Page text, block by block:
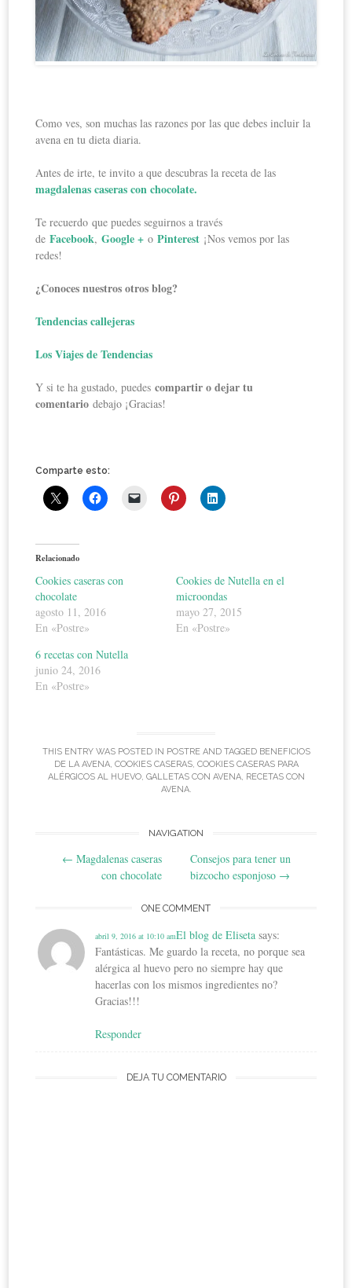
Como ves, son muchas las razones por las que debes incluir la
avena en tu dieta diaria.
Antes de irte, te invito a que descubras la receta de las
magdalenas caseras con chocolate.
Te recuerdo que puedes seguirnos a través
deFacebook,Google + oPinterest ¡Nos vemos por las
redes!
¿Conoces nuestros otros blog?
Tendencias callejeras
Los Viajes de Tendencias
Y si te ha gustado, puedescompartir o dejar tu
comentario debajo ¡Gracias!
Comparte esto:
Relacionado
Cookies caseras con
chocolate
agosto 11, 2016
En «Postre»
Cookies de Nutella en el
microondas
mayo 27, 2015
En «Postre»
6 recetas con Nutella
junio 24, 2016
En «Postre»
THIS ENTRY WAS POSTED IN POSTREAND TAGGED BENEFICIOS
DE LA AVENA, COOKIES CASERAS, COOKIES CASERAS PARA
ALÉRGICOS AL HUEVO, GALLETAS CON AVENA, RECETAS CON
AVENA.
navigation
NAVIGATION
← Magdalenas caseras
con chocolate
Consejos para tener un
bizcocho esponjoso →
ONE COMMENT
El blog de Eliseta says:
abril 9, 2016 at 10:10 am
Fantásticas. Me guardo la receta, no porque sea
alérgica al huevo pero no siempre hay que
hacerlas con los mismos ingredientes no?
Gracias!!!
Responder
DEJA TU COMENTARIO